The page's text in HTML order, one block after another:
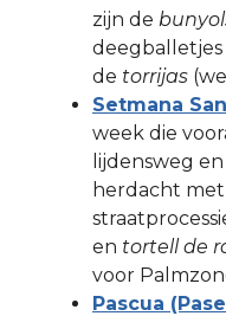
zijn de
deegballetjes
de torrijas
Setmana
week die
lijdensweg
herdacht
en tortell de
voor
Pascua